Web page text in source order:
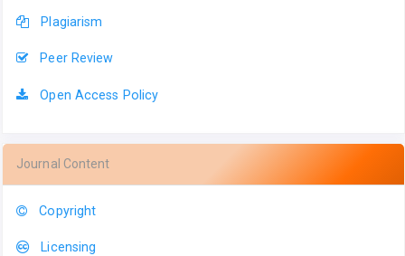
Plagiarism
Peer Review
Open Access Policy
Journal Content
Copyright
Licensing